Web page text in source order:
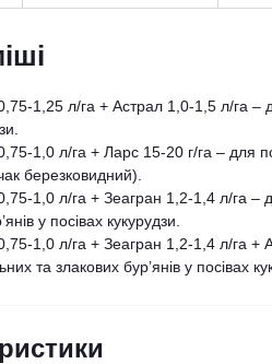
1,25 л/га + Астрал 1,0-1,5 л/га –
1,0 л/га + Ларс 15-20 г/га – для
березковидний).
1,0 л/га + Зеагран 1,2-1,4 л/га
у посівах кукурудзи.
1,0 л/га + Зеагран 1,2-1,4 л/га
та злакових бур’янів у посівах